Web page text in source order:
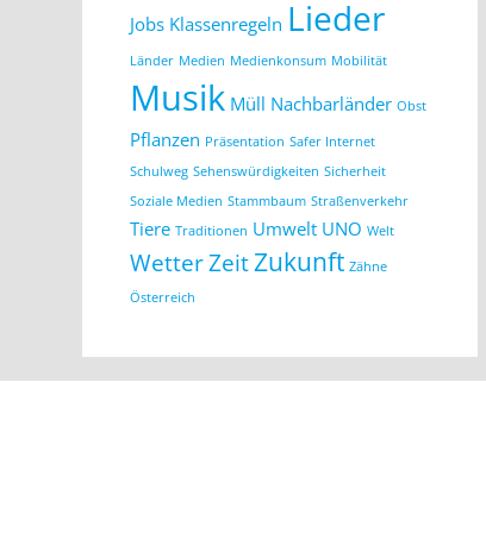
Jobs Klassenregeln Lieder
Länder Medien Medienkonsum Mobilität
Musik Müll Nachbarländer Obst
Pflanzen Präsentation Safer Internet
Schulweg Sehenswürdigkeiten Sicherheit
Soziale Medien Stammbaum Straßenverkehr
Tiere Traditionen Umwelt UNO Welt
WetterZeitZukunft Zähne
Österreich